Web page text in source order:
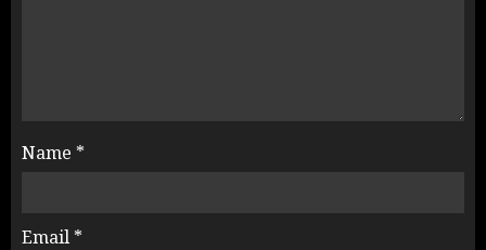
Name *
Email *